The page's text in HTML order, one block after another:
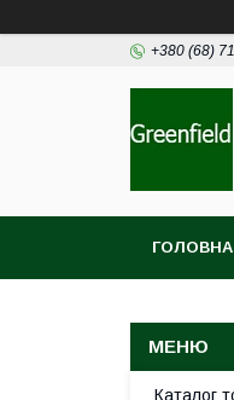
+380 (68)
ГОЛОВНА
Каталог